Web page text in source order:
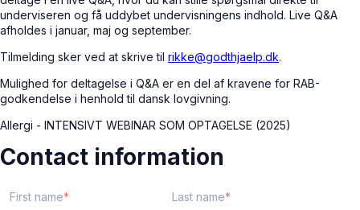
underviseren og få uddybet undervisningens indhold. Live Q&A
afholdes i januar, maj og september.
Tilmelding sker ved at skrive til rikke@godthjaelp.dk.
Mulighed for deltagelse i Q&A er en del af kravene for RAB-
godkendelse i henhold til dansk lovgivning.
Allergi - INTENSIVT WEBINAR SOM OPTAGELSE (2025)
Contact information
First name Last name